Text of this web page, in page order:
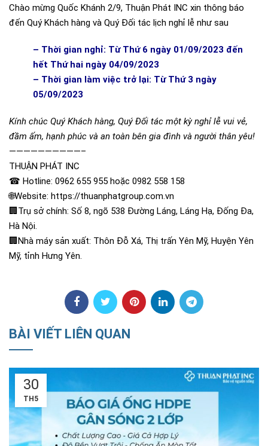
Chào mừng Quốc Khánh 2/9, Thuận Phát INC xin thông báo
đến Quý Khách hàng và Quý Đối tác lịch nghỉ lễ như sau
– Thời gian nghỉ: Từ Thứ 6 ngày 01/09/2023 đến
hết Thứ hai ngày 04/09/2023
– Thời gian làm việc trở lại: Từ Thứ 3 ngày
05/09/2023
Kính chúc Quý Khách hàng, Quý Đối tác một kỳ nghỉ lễ vui vẻ,
đầm ấm, hạnh phúc và an toàn bên gia đình và người thân yêu!
——————————–
THUẬN PHÁT INC
☎ Hotline: 0962 655 955 hoặc 0982 558 158
🌐Website: https://thuanphatgroup.com.vn
🏢Trụ sở chính: Số 8, ngõ 538 Đường Láng, Láng Hạ, Đống Đa,
Hà Nội.
🏢Nhà máy sản xuất: Thôn Đỗ Xá, Thị trấn Yên Mỹ, Huyện Yên
Mỹ, tỉnh Hưng Yên.
BÀI VIẾT LIÊN QUAN
30
TH5